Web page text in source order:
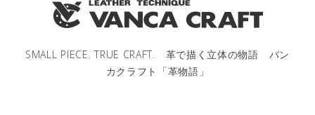
SMALL PIECE. TRUE CRAFT. 革で描く立体の物語 バン
カクラフト「革物語」